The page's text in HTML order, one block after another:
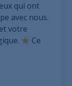
qui ont
avec nous.
votre
Ce